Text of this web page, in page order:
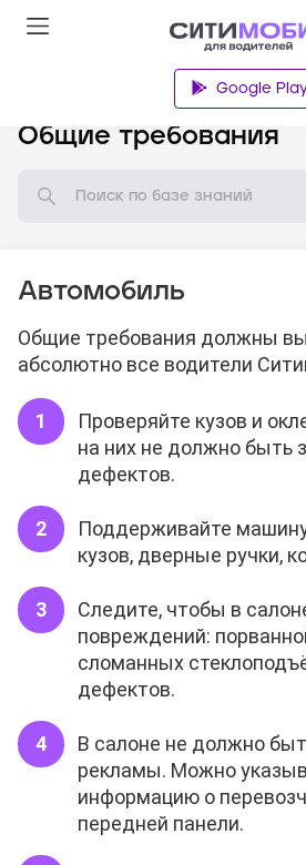
Google
Общие требования
Автомобиль
Общие требования должны
абсолютно все водители
Проверяйте кузов и
на них не должно быть
дефектов.
Поддерживайте
кузов, дверные ручки,
Следите, чтобы в
повреждений:
сломанных
дефектов.
В салоне не должно
рекламы. Можно
информацию о
передней панели.